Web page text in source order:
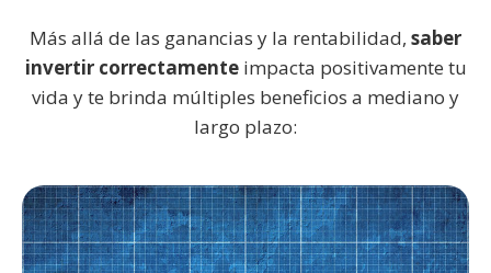
Más allá de las ganancias y la rentabilidad, saber
invertir correctamenteimpacta positivamente tu
vida y te brinda múltiples beneficios a mediano y
largo plazo: